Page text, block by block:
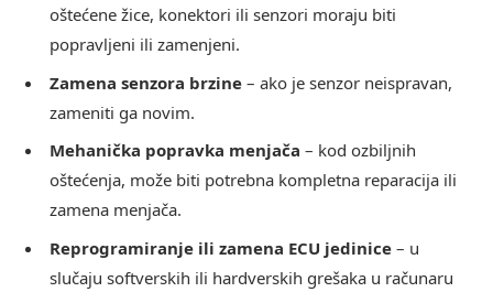
oštećene žice, konektori ili senzori moraju biti
popravljeni ili zamenjeni.
Zamena senzora brzine – ako je senzor neispravan,
zameniti ga novim.
Mehanička popravka menjača – kod ozbiljnih
oštećenja, može biti potrebna kompletna reparacija ili
zamena menjača.
Reprogramiranje ili zamena ECU jedinice – u
slučaju softverskih ili hardverskih grešaka u računaru